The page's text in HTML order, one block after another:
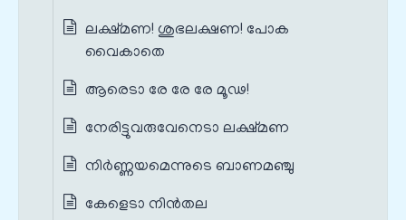
ലക്ഷ്മണ! ശുഭലക്ഷണ! പോക
വൈകാതെ
ആരെടാ രേ രേ രേ മൂഢ!
നേരിട്ടുവരുവേനെടാ ലക്ഷ്മണ
നിർണ്ണയമെന്നുടെ ബാണമഞ്ചു
കേളെടാ നിൻതല